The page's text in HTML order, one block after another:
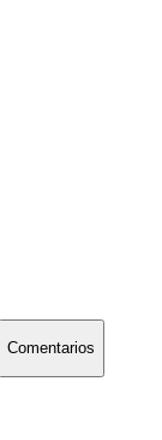
Comentarios